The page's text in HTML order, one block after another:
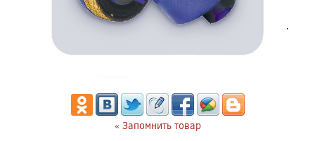
« Запомнить товар